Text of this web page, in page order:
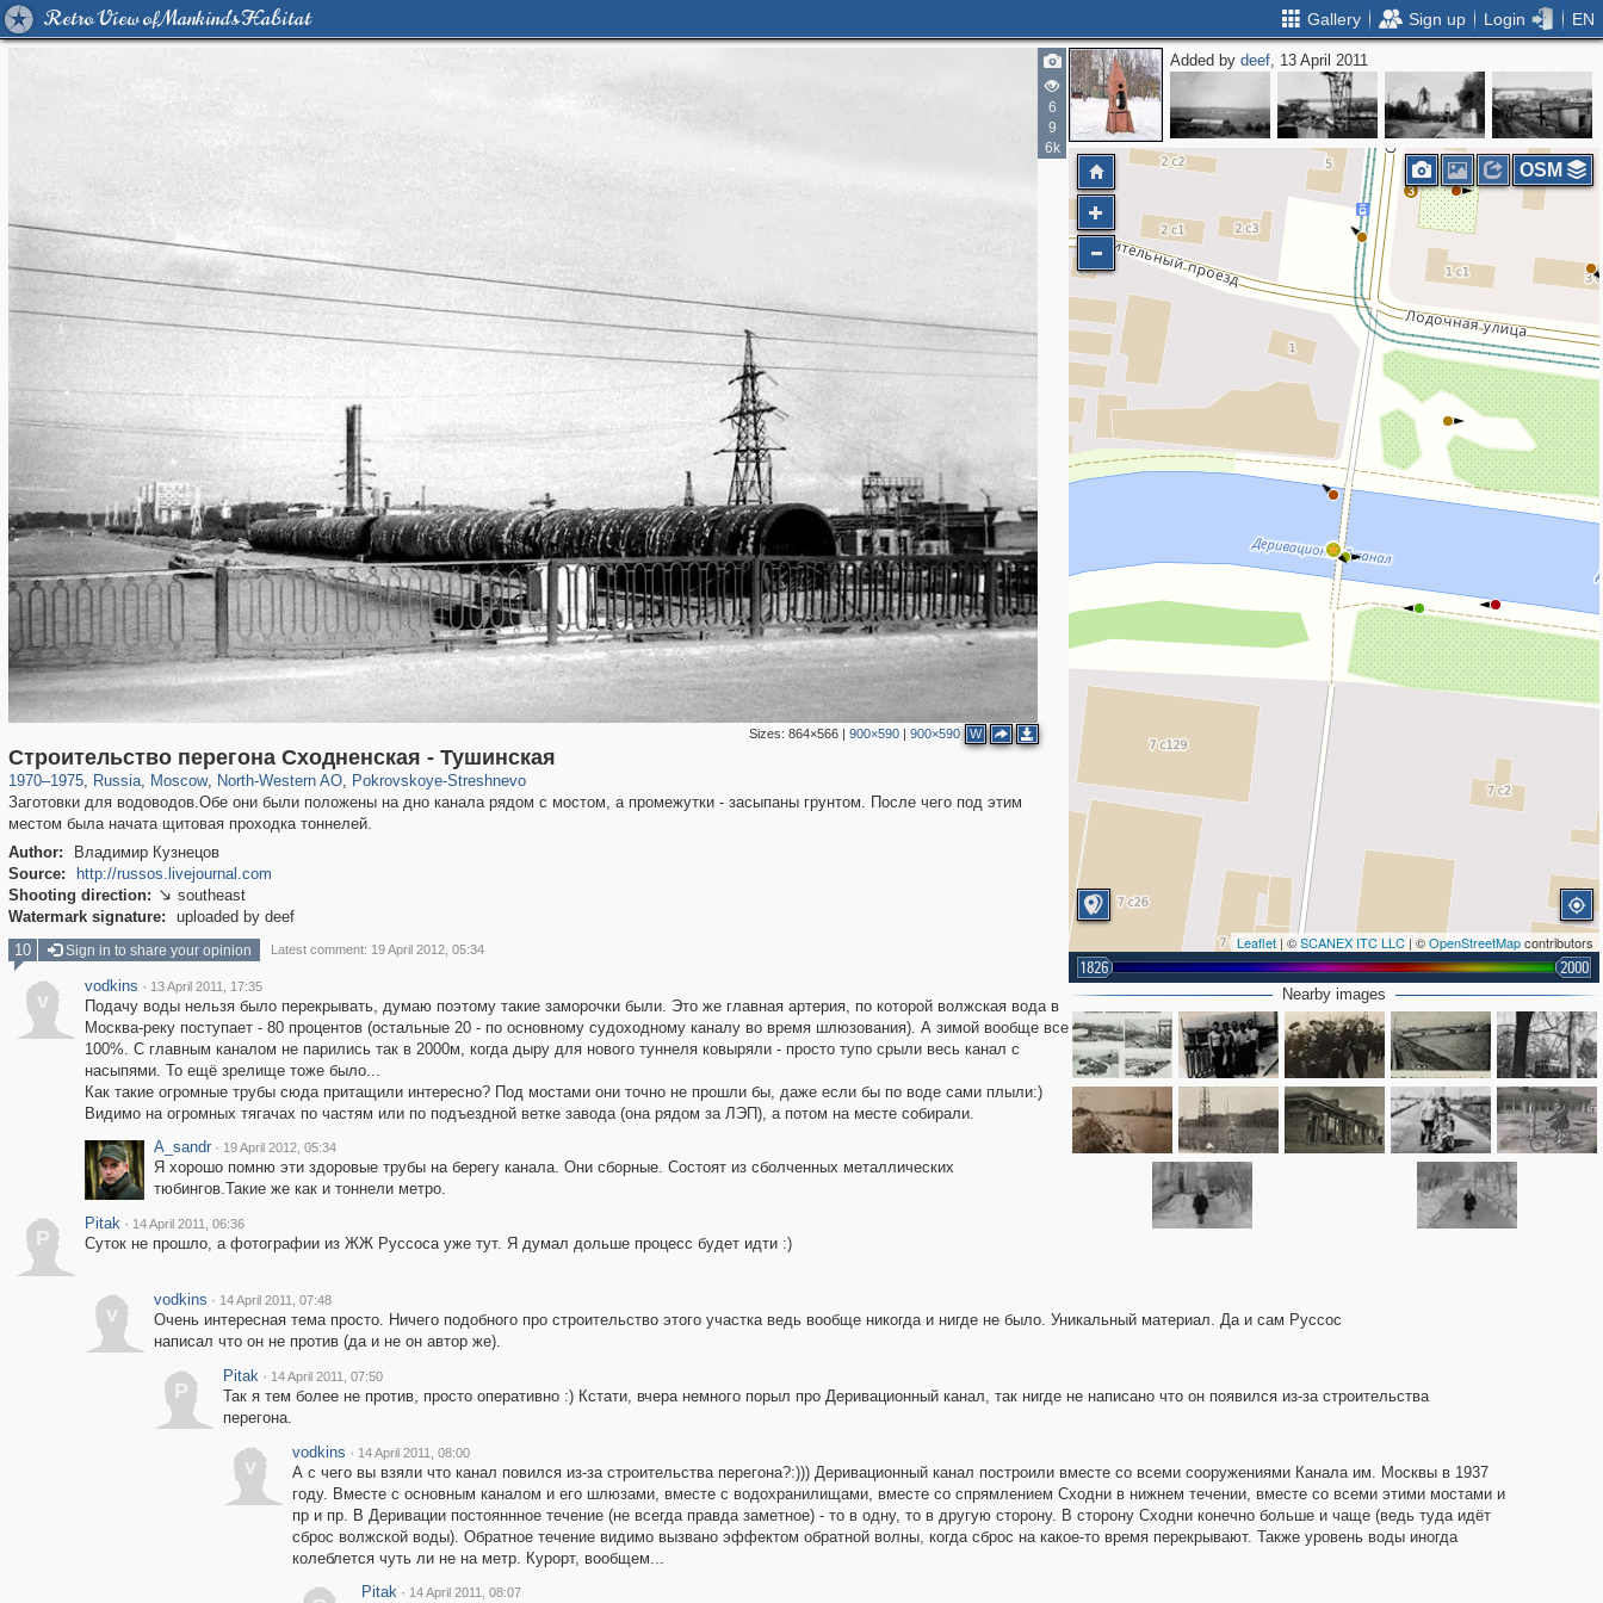
Retro View of Mankind's Habitat Gallery Sign up Login EN
6
9
6k
Sizes: 864×566| 900×590| 900×590 W
Строительство перегона Сходненская - Тушинская
1970–1975, Russia
1,407,206 29,248
, Moscow
319,878 8,286
, North-Western AO
8,080 112
, Pokrovskoye-Streshnevo
1,490 16
Заготовки для водоводов.Обе они были положены на дно канала рядом с мостом, а промежутки - засыпаны грунтом. После чего под этим
местом была начата щитовая проходка тоннелей.
Author:
Владимир Кузнецов
Source:
http://russos.livejournal.com
Shooting direction:  southeast
Watermark signature:
uploaded by deef
Added bydeef, 13 April 2011
3
Leaflet | ©SCANEX ITC LLC| ©OpenStreetMapcontributors
1826 2000
OSM
Nearby images
10 Sign in to share your opinion Latest comment: 19 April 2012, 05:34
v
vodkins · 13 April 2011, 17:35
Подачу воды нельзя было перекрывать, думаю поэтому такие заморочки были. Это же главная артерия, по которой волжская вода в
Москва-реку поступает - 80 процентов (остальные 20 - по основному судоходному каналу во время шлюзования). А зимой вообще все
100%. С главным каналом не парились так в 2000м, когда дыру для нового туннеля ковыряли - просто тупо срыли весь канал с
насыпями. То ещё зрелище тоже было...
Как такие огромные трубы сюда притащили интересно? Под мостами они точно не прошли бы, даже если бы по воде сами плыли:)
Видимо на огромных тягачах по частям или по подъездной ветке завода (она рядом за ЛЭП), а потом на месте собирали.
A_sandr · 19 April 2012, 05:34
Я хорошо помню эти здоровые трубы на берегу канала. Они сборные. Состоят из сболченных металлических
тюбингов.Такие же как и тоннели метро.
P
Pitak · 14 April 2011, 06:36
Суток не прошло, а фотографии из ЖЖ Руссоса уже тут. Я думал дольше процесс будет идти :)
v
vodkins · 14 April 2011, 07:48
Очень интересная тема просто. Ничего подобного про строительство этого участка ведь вообще никогда и нигде не было. Уникальный материал. Да и сам Руссос
написал что он не против (да и не он автор же).
P
Pitak · 14 April 2011, 07:50
Так я тем более не против, просто оперативно :) Кстати, вчера немного порыл про Деривационный канал, так нигде не написано что он появился из-за строительства
перегона.
v
vodkins · 14 April 2011, 08:00
А с чего вы взяли что канал повился из-за строительства перегона?:))) Деривационный канал построили вместе со всеми сооружениями Канала им. Москвы в 1937
году. Вместе с основным каналом и его шлюзами, вместе с водохранилищами, вместе со спрямлением Сходни в нижнем течении, вместе со всеми этими мостами и
пр и пр. В Деривации постояннное течение (не всегда правда заметное) - то в одну, то в другую сторону. В сторону Сходни конечно больше и чаще (ведь туда идёт
сброс волжской воды). Обратное течение видимо вызвано эффектом обратной волны, когда сброс на какое-то время перекрывают. Также уровень воды иногда
колеблется чуть ли не на метр. Курорт, вообщем...
Pitak · 14 April 2011, 08:07